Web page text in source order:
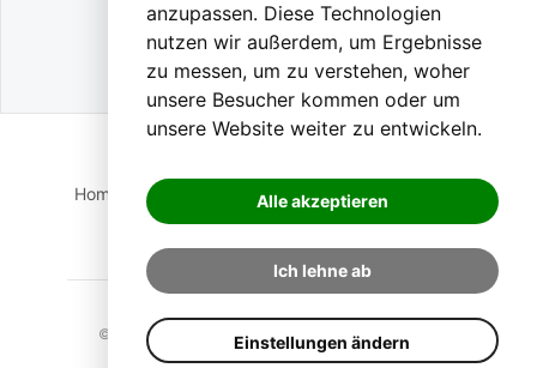
anzupassen. Diese Technologien
nutzen wir außerdem, um Ergebnisse
zu messen, um zu verstehen, woher
unsere Besucher kommen oder um
unsere Website weiter zu entwickeln.
Alle akzeptieren
Ich lehne ab
Einstellungen ändern
Auf BLO24.at werben?
+43 (0)664 2226600
Home Suche Login Impressum
Datenschutz
© 2023 BLO24.at – Bezirk Liezen Online |